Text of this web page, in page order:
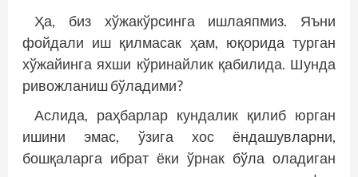
Ҳа, биз хўжакўрсинга ишлаяпмиз. Яъни
фойдали иш қилмасак ҳам, юқорида турган
хўжайинга яхши кўринайлик қабилида. Шунда
ривожланиш бўладими?
Аслида, раҳбарлар кундалик қилиб юрган
ишини эмас, ўзига хос ёндашувларни,
бошқаларга ибрат ёки ўрнак бўла оладиган